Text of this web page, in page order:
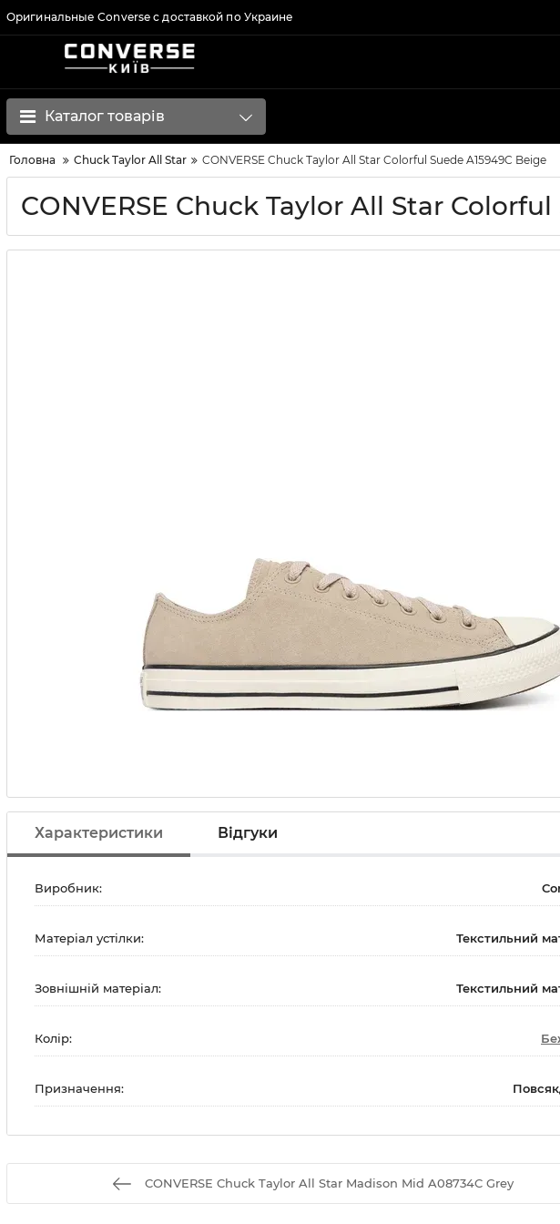
Оригинальные Converse с доставкой по Украине
Каталог товарів
Головна Chuck Taylor All Star CONVERSE Chuck Taylor All Star Colorful Suede A15949C Beige
CONVERSE Chuck Taylor All Star
Характеристики Відгуки
Виробник:
Матеріал устілки: Текстильний
Зовнішній матеріал: Текстильний
Колір:
Призначення:
CONVERSE Chuck Taylor All Star Madison Mid A08734C Grey